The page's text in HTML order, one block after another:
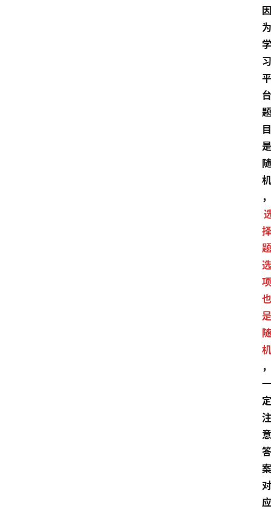
因
为
学
习
平
台
题
目
是
随
机
，
择
题
选
项
也
是
随
机
，
一
定
注
意
答
案
对
应